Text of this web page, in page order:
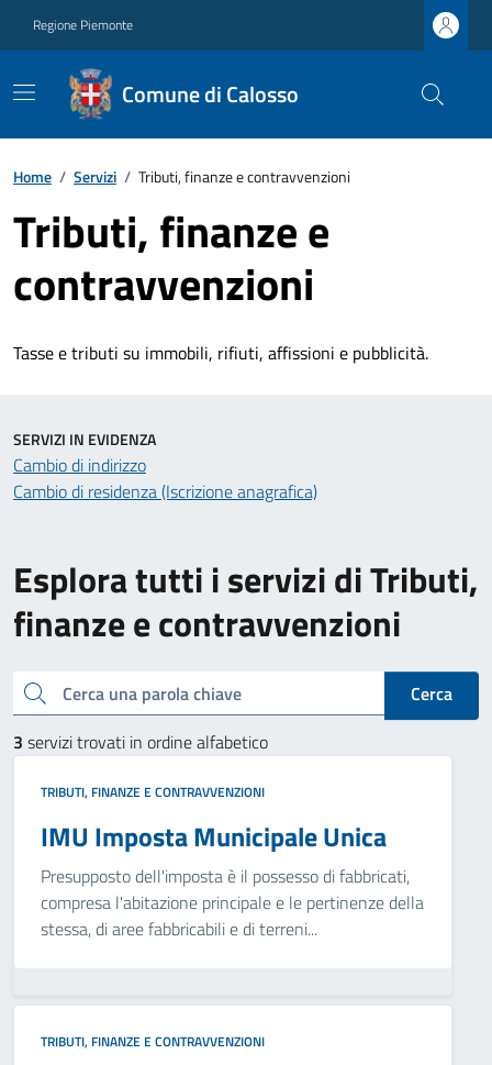
Regione Piemonte
Comune di Calosso
Home / Servizi / Tributi, finanze e contravvenzioni
Tributi, finanze e
contravvenzioni
Tasse e tributi su immobili, rifiuti, affissioni e pubblicità.
Esplora tutti i servizi di Tributi,
finanze e contravvenzioni
Cerca una parola chiave
Cerca
3 servizi trovati in ordine alfabetico
TRIBUTI, FINANZE E CONTRAVVENZIONI
IMU Imposta Municipale Unica
Presupposto dell'imposta è il possesso di fabbricati,
compresa l'abitazione principale e le pertinenze della
stessa, di aree fabbricabili e di terreni...
TRIBUTI, FINANZE E CONTRAVVENZIONI
SERVIZI IN EVIDENZA
Cambio di indirizzo
Cambio di residenza (Iscrizione anagrafica)